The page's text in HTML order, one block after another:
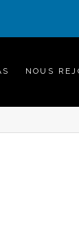
NOUS